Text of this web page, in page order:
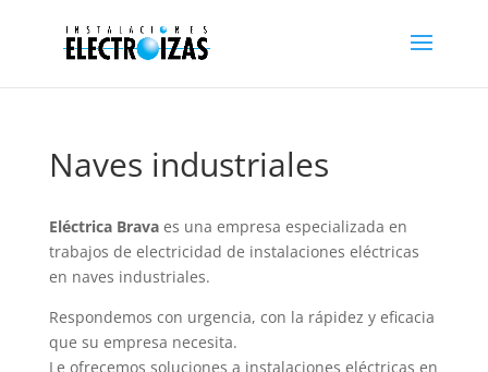
Naves industriales
Eléctrica Bravaes una empresa especializada en
trabajos de electricidad de instalaciones eléctricas
en naves industriales.
Respondemos con urgencia, con la rápidez y eficacia
que su empresa necesita.
Le ofrecemos soluciones a instalaciones eléctricas en